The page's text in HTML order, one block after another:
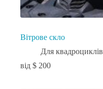
Вітрове скло
Для квадроциклів
$ 200